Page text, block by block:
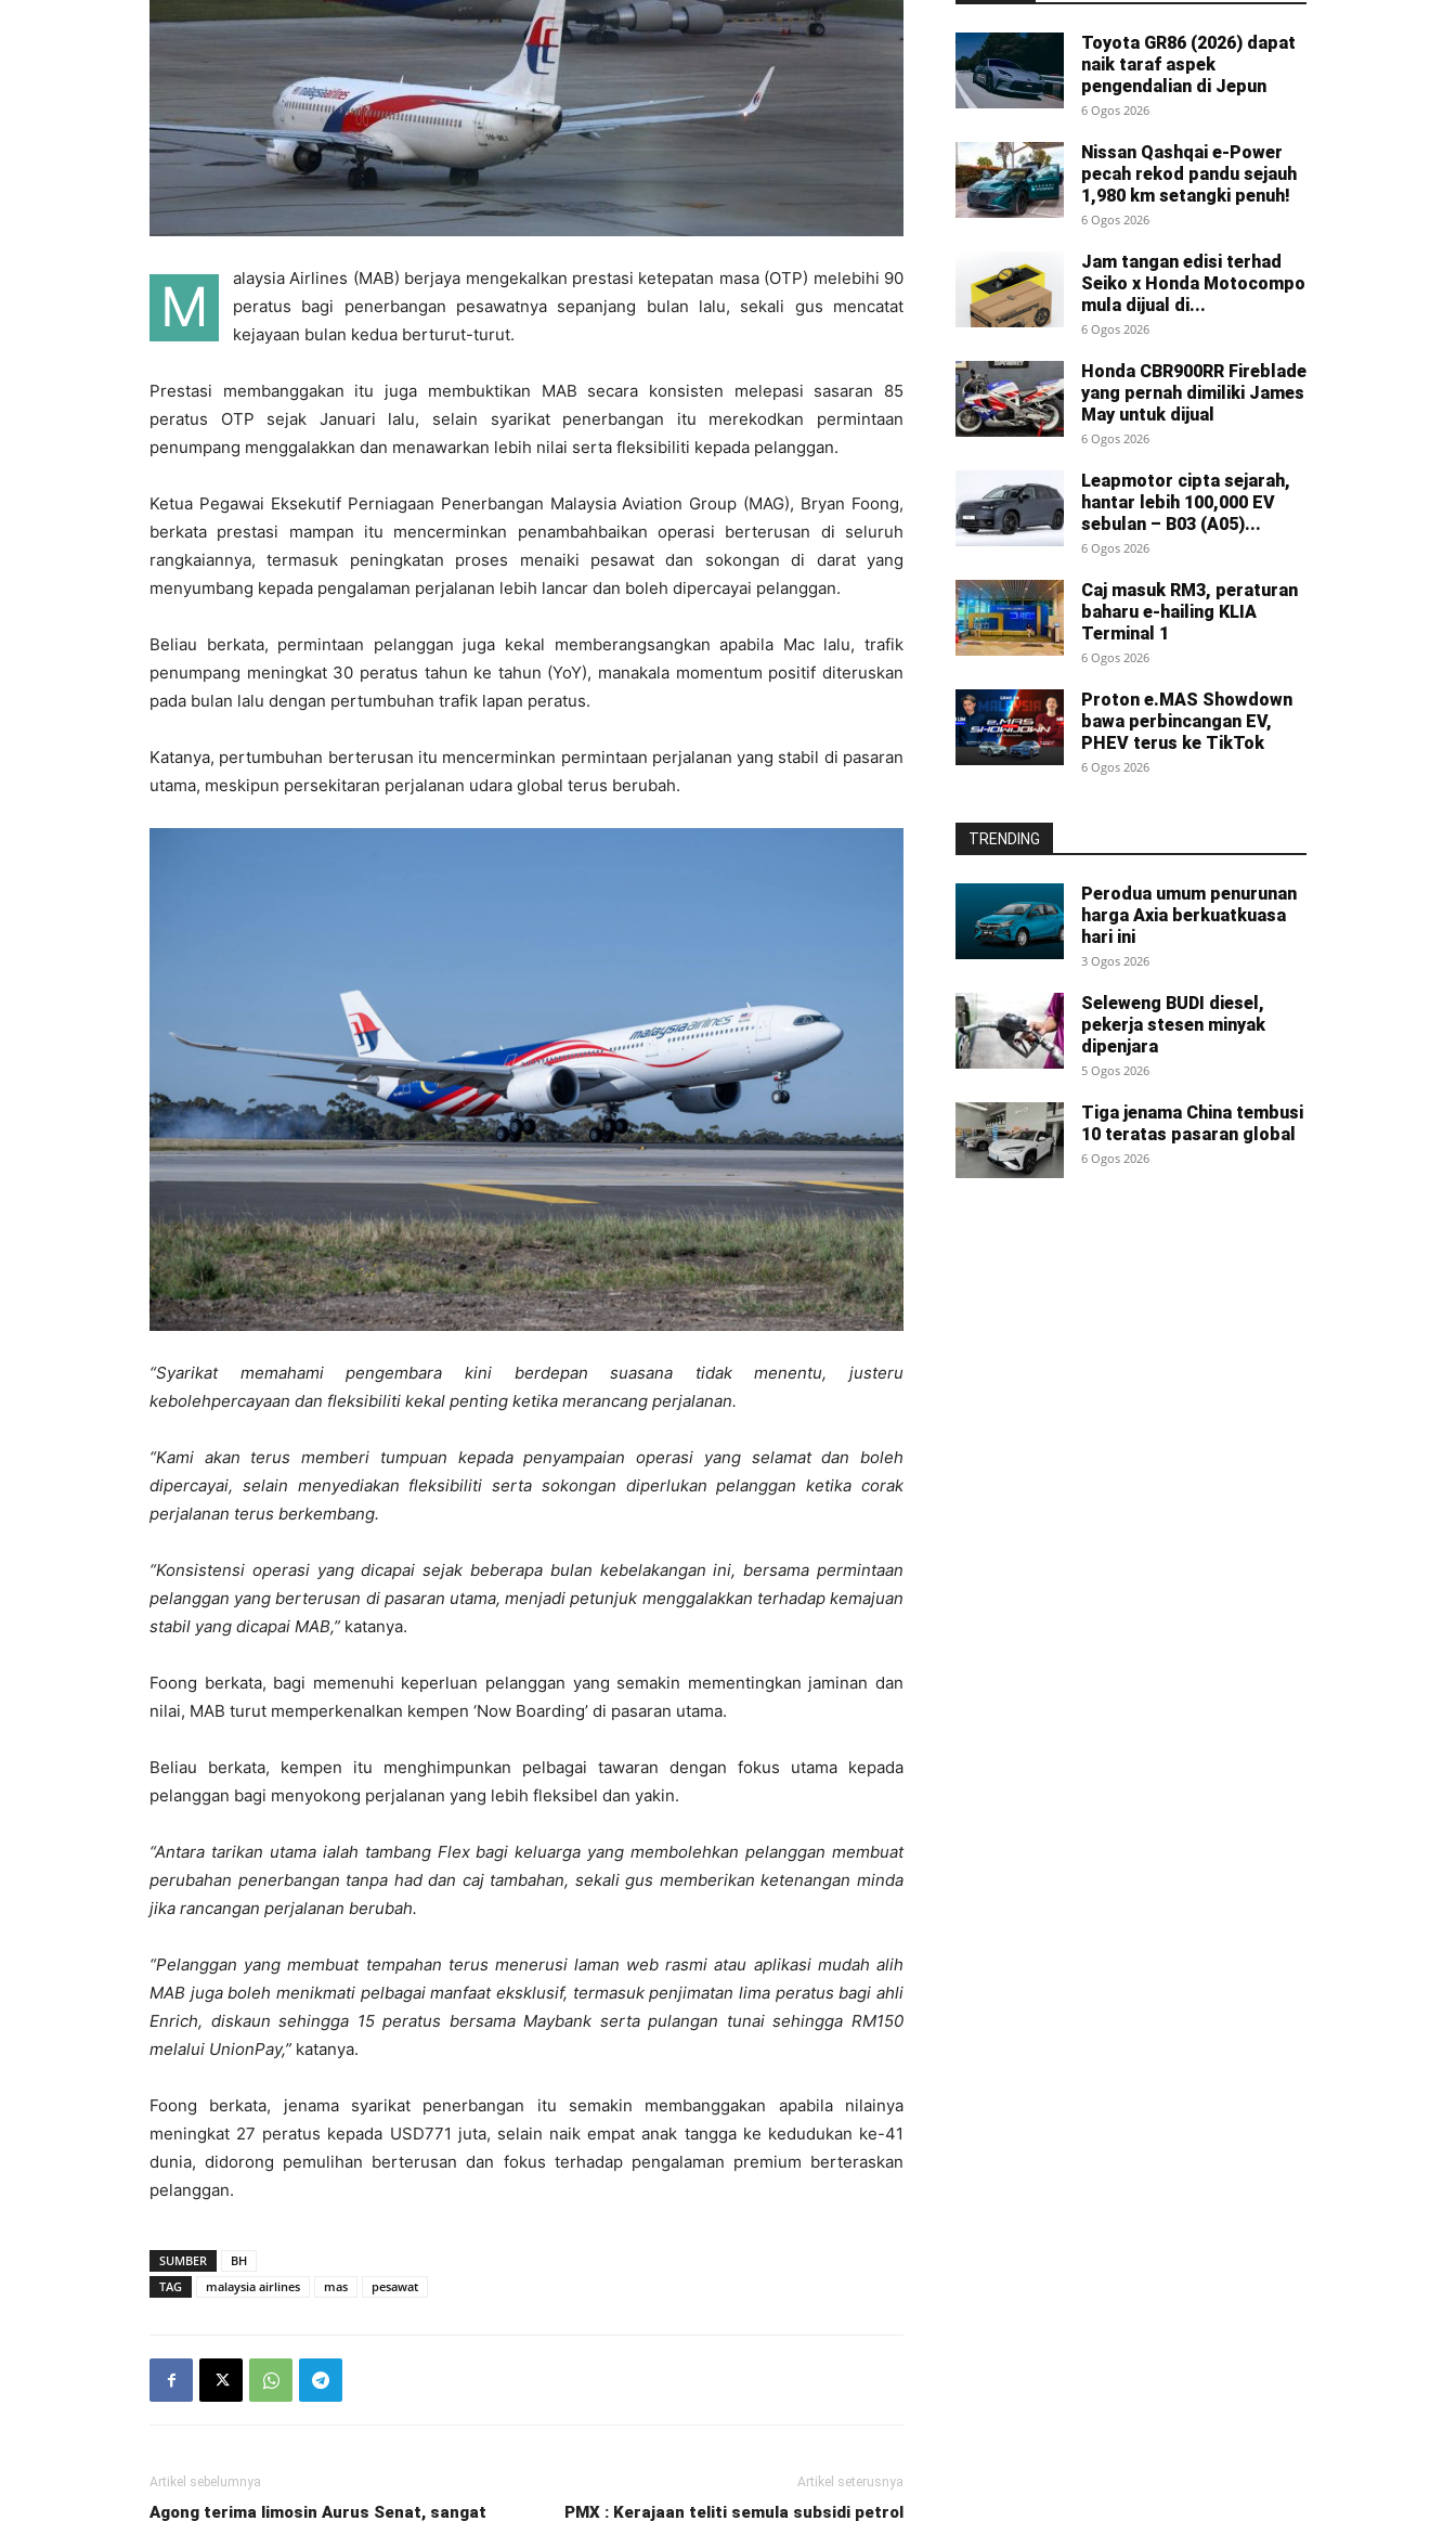
M
alaysia Airlines (MAB) berjaya mengekalkan prestasi ketepatan masa (OTP) melebihi 90
peratus bagi penerbangan pesawatnya sepanjang bulan lalu, sekali gus mencatat
kejayaan bulan kedua berturut-turut.
Prestasi membanggakan itu juga membuktikan MAB secara konsisten melepasi sasaran 85
peratus OTP sejak Januari lalu, selain syarikat penerbangan itu merekodkan permintaan
penumpang menggalakkan dan menawarkan lebih nilai serta fleksibiliti kepada pelanggan.
Ketua Pegawai Eksekutif Perniagaan Penerbangan Malaysia Aviation Group (MAG), Bryan Foong,
berkata prestasi mampan itu mencerminkan penambahbaikan operasi berterusan di seluruh
rangkaiannya, termasuk peningkatan proses menaiki pesawat dan sokongan di darat yang
menyumbang kepada pengalaman perjalanan lebih lancar dan boleh dipercayai pelanggan.
Beliau berkata, permintaan pelanggan juga kekal memberangsangkan apabila Mac lalu, trafik
penumpang meningkat 30 peratus tahun ke tahun (YoY), manakala momentum positif diteruskan
pada bulan lalu dengan pertumbuhan trafik lapan peratus.
Katanya, pertumbuhan berterusan itu mencerminkan permintaan perjalanan yang stabil di pasaran
utama, meskipun persekitaran perjalanan udara global terus berubah.
“Syarikat memahami pengembara kini berdepan suasana tidak menentu, justeru
kebolehpercayaan dan fleksibiliti kekal penting ketika merancang perjalanan.
“Kami akan terus memberi tumpuan kepada penyampaian operasi yang selamat dan boleh
dipercayai, selain menyediakan fleksibiliti serta sokongan diperlukan pelanggan ketika corak
perjalanan terus berkembang.
“Konsistensi operasi yang dicapai sejak beberapa bulan kebelakangan ini, bersama permintaan
pelanggan yang berterusan di pasaran utama, menjadi petunjuk menggalakkan terhadap kemajuan
stabil yang dicapai MAB,” katanya.
Foong berkata, bagi memenuhi keperluan pelanggan yang semakin mementingkan jaminan dan
nilai, MAB turut memperkenalkan kempen ‘Now Boarding’ di pasaran utama.
Beliau berkata, kempen itu menghimpunkan pelbagai tawaran dengan fokus utama kepada
pelanggan bagi menyokong perjalanan yang lebih fleksibel dan yakin.
“Antara tarikan utama ialah tambang Flex bagi keluarga yang membolehkan pelanggan membuat
perubahan penerbangan tanpa had dan caj tambahan, sekali gus memberikan ketenangan minda
jika rancangan perjalanan berubah.
“Pelanggan yang membuat tempahan terus menerusi laman web rasmi atau aplikasi mudah alih
MAB juga boleh menikmati pelbagai manfaat eksklusif, termasuk penjimatan lima peratus bagi ahli
Enrich, diskaun sehingga 15 peratus bersama Maybank serta pulangan tunai sehingga RM150
melalui UnionPay,” katanya.
Foong berkata, jenama syarikat penerbangan itu semakin membanggakan apabila nilainya
meningkat 27 peratus kepada USD771 juta, selain naik empat anak tangga ke kedudukan ke-41
dunia, didorong pemulihan berterusan dan fokus terhadap pengalaman premium berteraskan
pelanggan.
SUMBER
BH
TAG
malaysia airlines mas pesawat
Artikel sebelumnya
Agong terima limosin Aurus Senat, sangat
Artikel seterusnya
PMX : Kerajaan teliti semula subsidi petrol
Toyota GR86 (2026) dapat
naik taraf aspek
pengendalian di Jepun
6 Ogos 2026
Nissan Qashqai e-Power
pecah rekod pandu sejauh
1,980 km setangki penuh!
6 Ogos 2026
Jam tangan edisi terhad
Seiko x Honda Motocompo
mula dijual di...
6 Ogos 2026
Honda CBR900RR Fireblade
yang pernah dimiliki James
May untuk dijual
6 Ogos 2026
Leapmotor cipta sejarah,
hantar lebih 100,000 EV
sebulan – B03 (A05)...
6 Ogos 2026
Caj masuk RM3, peraturan
baharu e-hailing KLIA
Terminal 1
6 Ogos 2026
Proton e.MAS Showdown
bawa perbincangan EV,
PHEV terus ke TikTok
6 Ogos 2026
TRENDING
Perodua umum penurunan
harga Axia berkuatkuasa
hari ini
3 Ogos 2026
Seleweng BUDI diesel,
pekerja stesen minyak
dipenjara
5 Ogos 2026
Tiga jenama China tembusi
10 teratas pasaran global
6 Ogos 2026